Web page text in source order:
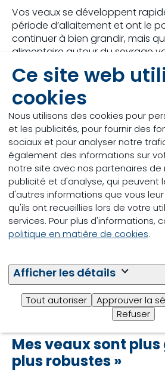
Ce site web
cookies
Nous utilisons des cookies pour
et les publicités, pour fournir des
sociaux et pour analyser notre
également des informations sur
notre site avec nos partenaires de
publicité et d'analyse, qui peuvent
d'autres informations que vous
qu'ils ont recueillies lors de votre
services. Pour plus d'informations,
politique en matière de cookies.
Afficher les détails
Tout autoriser
Approuver la
Refuser
Vos veaux se développent
période d’allaitement et ont le
continuer à bien grandir, mais
alimentaire autour du sevrage
d’obtenir les meilleurs résultats ?
voile sur le secret d’une bonne
départ !
Vers l’article
Sevrage des
faire et à éviter
Plusieurs aspects sont essentiels
potentiel de croissance de vos
sevrage. Vous devez avant tout
assurer le bon développement
animaux en évitant le stress et
lait très digeste. Saviez-vous aussi
préférable de ne pas donner
quatre premières semaines ?
L’éleveur laitier
Mes veaux sont
plus robustes »